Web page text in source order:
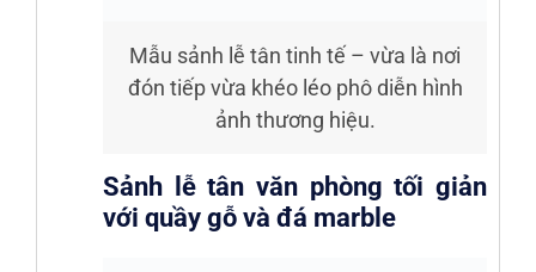
Mẫu sảnh lễ tân tinh tế – vừa là nơi
đón tiếp vừa khéo léo phô diễn hình
ảnh thương hiệu.
Sảnh lễ tân văn phòng tối giản
với quầy gỗ và đá marble